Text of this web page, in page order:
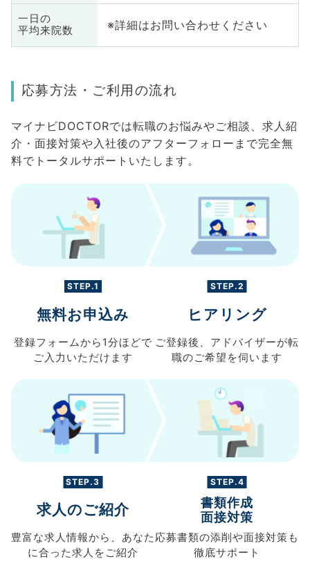
一日の
平均来院数
※詳細はお問い合わせください
応募方法・ご利用の流れ
マイナビDOCTORでは転職のお悩みやご相談、求人紹
介・面接対策や入社後のアフターフォローまで完全無
料でトータルサポートいたします。
STEP.1
無料お申込み
登録フォームから 1分ほどで
ご入力 いただけます
STEP.2
ヒアリング
ご登録後、 アドバイザーが転
職のご希望を伺います
STEP.3
求人のご紹介
豊富な求人情報から、 あなた
に合った求人を ご紹介
STEP.4
書類作成
面接対策
応募書類の添削や面接対策も
徹底サポート